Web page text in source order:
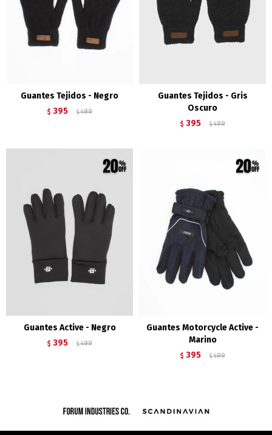
Guantes Tejidos - Negro
$ 395 $ 499
Guantes Tejidos - Gris
Oscuro
$ 395 $ 499
Guantes Active - Negro
$ 395 $ 499
Guantes Motorcycle Active -
Marino
$ 395 $ 499